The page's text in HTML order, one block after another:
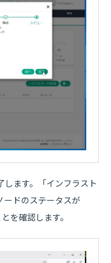
ます。「インフラスト
ードのステータスが
を確認します。